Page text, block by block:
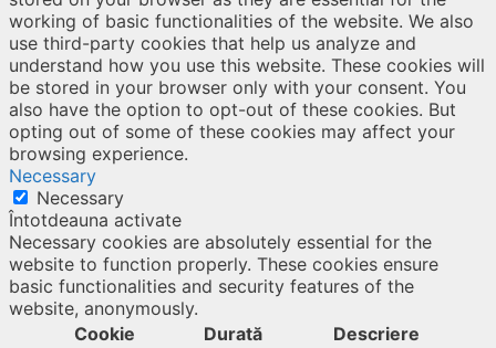
working of basic functionalities of the website. We also
use third-party cookies that help us analyze and
understand how you use this website. These cookies will
be stored in your browser only with your consent. You
also have the option to opt-out of these cookies. But
opting out of some of these cookies may affect your
browsing experience.
Necessary
Necessary
Întotdeauna activate
Necessary cookies are absolutely essential for the
website to function properly. These cookies ensure
basic functionalities and security features of the
website, anonymously.
Cookie
Durată Descriere